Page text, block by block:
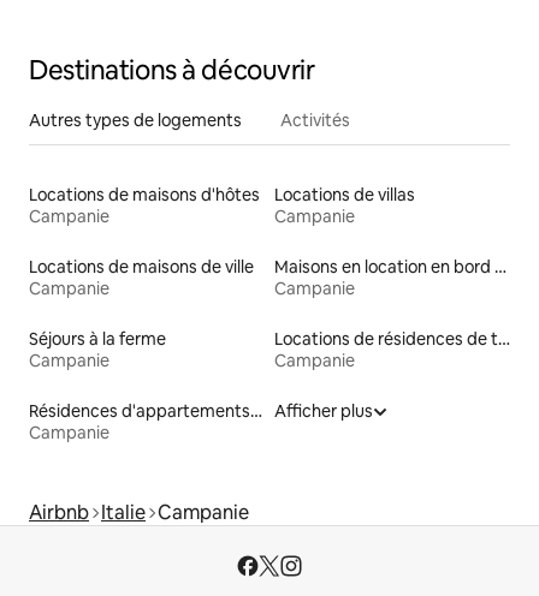
Destinations à découvrir
Autres types de logements Activités
Locations de maisons d'hôtes
Campanie
Locations de villas
Campanie
Locations de maisons de ville
Campanie
Maisons en location en bord de mer
Campanie
Séjours à la ferme
Campanie
Locations de résidences de tourisme
Campanie
Résidences d'appartements en location
Campanie
Afficher plus
Airbnb Italie Campanie